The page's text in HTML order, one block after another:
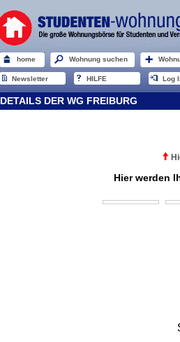
home Wohnung suchen
Newsletter HILFE Log
DETAILS DER WG FREIBURG
Hier werden